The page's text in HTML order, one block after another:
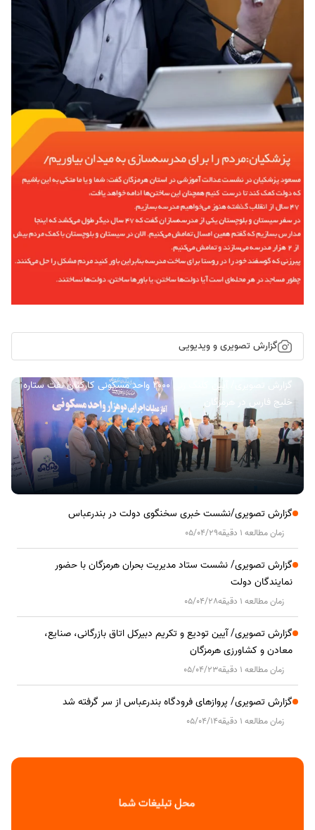
گزارش تصویری و ویدیویی
گزارش تصویری/ آیین کلنگ زنی ۲۰۰۰ واحد مسکونی کارکنان نفت ستاره
خلیج فارس در هرمزگان
گزارش تصویری/نشست خبری سخنگوی دولت در بندرعباس
زمان مطالعه 1 دقیقه 05/04/29
گزارش تصویری/ نشست ستاد مدیریت بحران هرمزگان با حضور
نمایندگان دولت
زمان مطالعه 1 دقیقه 05/04/28
گزارش تصویری/ آیین تودیع و تکریم دبیرکل اتاق بازرگانی، صنایع،
معادن و کشاورزی هرمزگان
زمان مطالعه 1 دقیقه 05/04/23
گزارش تصویری/ پروازهای فرودگاه بندرعباس از سر گرفته شد
زمان مطالعه 1 دقیقه 05/04/14